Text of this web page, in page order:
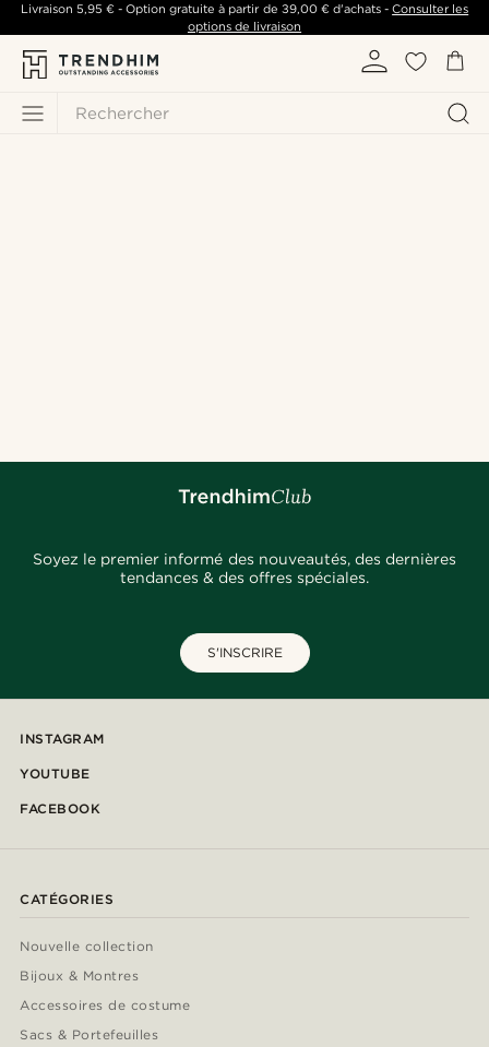
Rechercher
Livraison 5,95 €- Option gratuite à partir de 39,00 €d'achats -Consulter les
options de livraison
Soyez le premier informé des nouveautés, des dernières
tendances & des offres spéciales.
S'INSCRIRE
INSTAGRAM
YOUTUBE
FACEBOOK
CATÉGORIES
Nouvelle collection
Bijoux & Montres
Accessoires de costume
Sacs & Portefeuilles